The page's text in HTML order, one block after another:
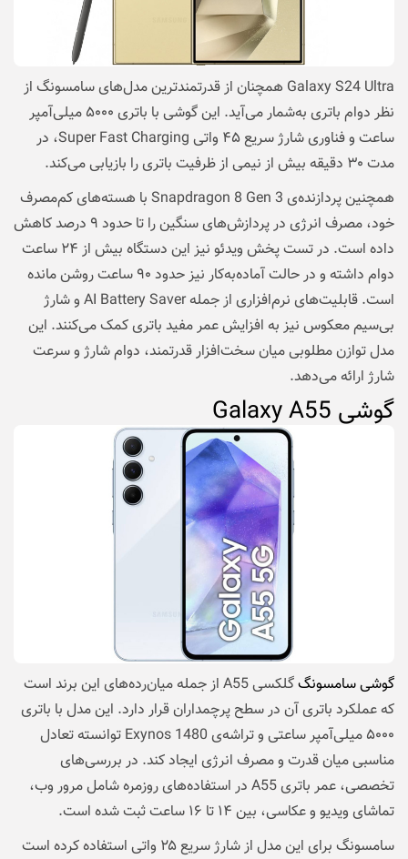
Galaxy S24 Ultra همچنان از قدرتمندترین مدل‌های سامسونگ از
نظر دوام باتری به‌شمار می‌آید. این گوشی با باتری ۵۰۰۰ میلی‌آمپر
ساعت و فناوری شارژ سریع ۴۵ واتی Super Fast Charging، در
مدت ۳۰ دقیقه بیش از نیمی از ظرفیت باتری را بازیابی می‌کند.
همچنین پردازنده‌ی Snapdragon 8 Gen 3 با هسته‌های کم‌مصرف
خود، مصرف انرژی در پردازش‌های سنگین را تا حدود ۹ درصد کاهش
داده است. در تست پخش ویدئو نیز این دستگاه بیش از ۲۴ ساعت
دوام داشته و در حالت آماده‌به‌کار نیز حدود ۹۰ ساعت روشن مانده
است. قابلیت‌های نرم‌افزاری از جمله AI Battery Saver و شارژ
بی‌سیم معکوس نیز به افزایش عمر مفید باتری کمک می‌کنند. این
مدل توازن مطلوبی میان سخت‌افزار قدرتمند، دوام شارژ و سرعت
شارژ ارائه می‌دهد.
گوشی Galaxy A55
گوشی سامسونگ
گلکسی A55 از جمله میان‌رده‌های این برند است
که عملکرد باتری آن در سطح پرچمداران قرار دارد. این مدل با باتری
۵۰۰۰ میلی‌آمپر ساعتی و تراشه‌ی Exynos 1480 توانسته تعادل
مناسبی میان قدرت و مصرف انرژی ایجاد کند. در بررسی‌های
تخصصی، عمر باتری A55 در استفاده‌های روزمره شامل مرور وب،
تماشای ویدیو و عکاسی، بین ۱۴ تا ۱۶ ساعت ثبت شده است.
سامسونگ برای این مدل از شارژ سریع ۲۵ واتی استفاده کرده است